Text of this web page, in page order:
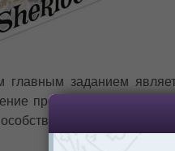
заданием
преступника. Это
развитию